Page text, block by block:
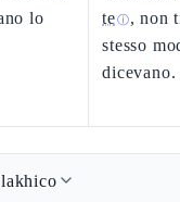
lo
teⓘ, non
stesso
dicevano.